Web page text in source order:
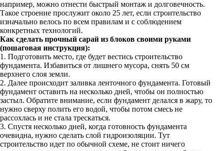
например, можно отнести быстрый монтаж и долговечность.
Такое строение прослужит около 25 лет, если строительство
изначально велось по всем правилам и с соблюдением
конкретных технологий.
Как сделать прочный сарай из блоков своими руками
(пошаговая инструкция):
1. Подготовить место, где будет вестись строительство
фундамента. Избавиться от лишнего мусора, снять 50 см
верхнего слоя земли.
2. Далее происходит заливка ленточного фундамента. Готовый
фундамент оставить на несколько дней, чтобы он полностью
застыл. Обратите внимание, если фундамент делался в жару, то
нужно сверху полить его водой, чтобы потом смесь не
рассохлась и не стала трескаться.
3. Спустя несколько дней, когда готовность фундамента
очевидна, нужно сделать слой гидроизоляции. Тут
строительство идет по обычной схеме, не стоит ничего